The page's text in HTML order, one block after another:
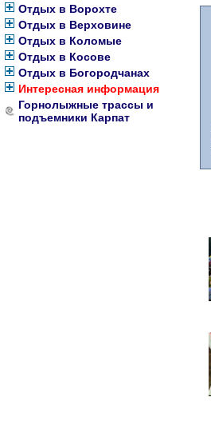
Отдых в Ворохте
Отдых в Верховине
Отдых в Коломые
Отдых в Косове
Отдых в Богородчанах
Интересная информация
Горнолыжные трассы и
подъемники Карпат